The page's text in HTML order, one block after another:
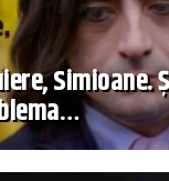
Simioane.